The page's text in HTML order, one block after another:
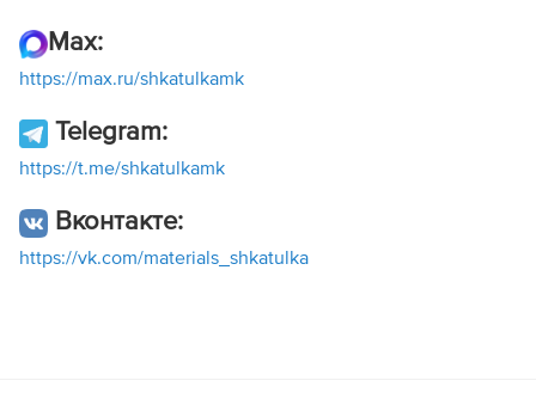
Max:
https://max.ru/shkatulkamk
Telegram:
https://t.me/shkatulkamk
Вконтакте:
https://vk.com/materials_shkatulka